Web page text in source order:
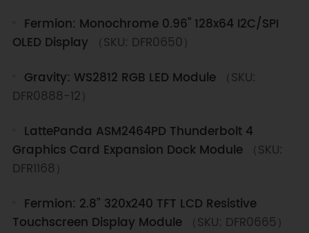
Fermion: Monochrome 0.96" 128x64 I2C/SPI
OLED Display
（SKU: DFR0650）
Gravity: WS2812 RGB LED Module （SKU:
DFR0888-12）
LattePanda ASM2464PD Thunderbolt 4
Graphics Card Expansion Dock Module （SKU:
DFR1168）
Fermion: 2.8” 320x240 TFT LCD Resistive
Touchscreen Display Module （SKU: DFR0665）